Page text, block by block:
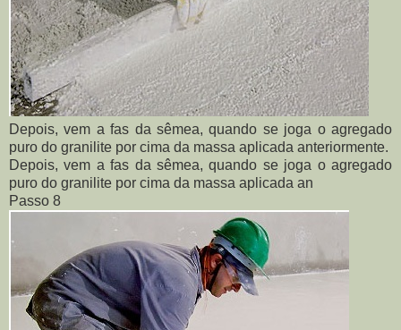
Depois, vem a fas da sêmea, quando se joga o agregado
puro do granilite por cima da massa aplicada anteriormente.
Depois, vem a fas da sêmea, quando se joga o agregado
puro do granilite por cima da massa aplicada an
Passo 8